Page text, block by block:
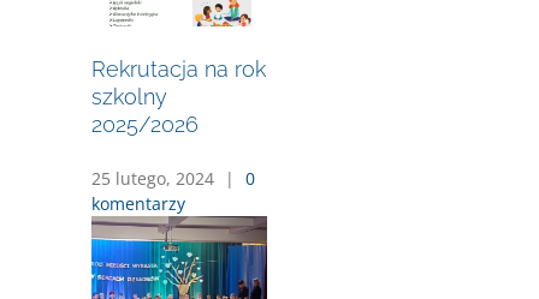
Rekrutacja na rok
szkolny
2025/2026
25 lutego, 2024 |
0
komentarzy